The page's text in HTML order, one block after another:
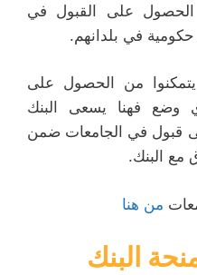
الحصول على القبول في
يتمكنوا من الحصول على
وضع فهنا يسعى البنك
قبول في الجامعات ضمن
مع البنك.
من هنا
البنك